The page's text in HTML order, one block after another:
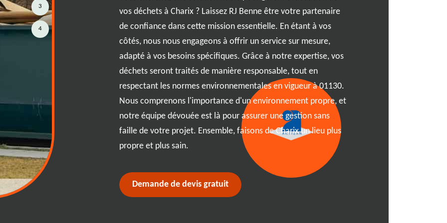
particulier ou un professionnel
de location de bennes sur
à 01130. Nos bennes de
de vos besoins et
gestion des déchets.
vos déchets à Charix ? Laissez RJ Benne être votre partenaire
de confiance dans cette mission essentielle. En étant à vos
côtés, nous nous engageons à offrir un service sur mesure,
adapté à vos besoins spécifiques. Grâce à notre expertise, vos
déchets seront traités de manière responsable, tout en
respectant les normes environnementales en vigueur à 01130.
Nous comprenons l'importance d'un environnement propre, et
notre équipe dévouée est là pour assurer une gestion sans
faille de votre projet. Ensemble, faisons de Charix un lieu plus
propre et plus sain.
3
4
Demande de devis gratuit